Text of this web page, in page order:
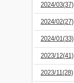
2024/03(37)
2024/02(27)
2024/01(33)
2023/12(41)
2023/11(28)